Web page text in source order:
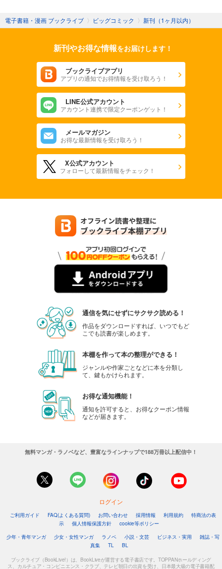
電子書籍・漫画 ブックライブ 〉 ビッグコミック 〉 新刊（1ヶ月以内）
新刊やお得な情報をお届けします！
ブックライブアプリ
アプリの通知でお得情報を受け取ろう！
LINE公式アカウント
アカウント連携で限定クーポンゲット！
メールマガジン
お得な最新情報を受け取ろう！
X公式アカウント
フォローして最新情報をチェック！
通信を気にせずにサクサク読める！
作品をダウンロードすれば、いつでもど
こでも読書が楽しめます。
本棚を作って本の整理ができる！
ジャンルや作家ごとなどに本を分類し
て、鍵もかけられます。
お得な通知機能！
通知を許可すると、お得なクーポン情報
などが届きます。
無料マンガ・ラノベなど、豊富なラインナップで188万冊以上配信中！
ログイン
ご利用ガイド FAQ(よくある質問) お問い合わせ 採用情報 利用規約
特商法の表
示
個人情報保護方針
cookie等ポリシー
少年・青年マンガ
少女・女性マンガ ラノベ 小説・文芸 ビジネス・実用
雑誌・写
真集
TL BL
ブックライブ（BookLive!）は、BookLiveが運営する電子書店です。TOPPANホールディング
ス、カルチュア・コンビニエンス・クラブ、テレビ朝日の出資を受け、日本最大級の電子書籍配